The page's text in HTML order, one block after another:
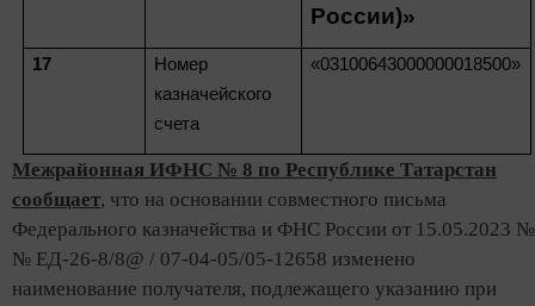
России)»
17
Номер
казначейского
счета
«03100643000000018500»
Межрайонная ИФНС № 8 по Республике Татарстан
сообщает, что на основании совместного письма
Федерального казначейства и ФНС России от 15.05.2023 №
№ ЕД-26-8/8@ / 07-04-05/05-12658 изменено
наименование получателя, подлежащего указанию при